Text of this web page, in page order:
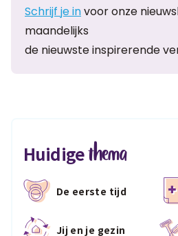
Schrijf je invoor onze
maandelijks
de nieuwste inspirerende
Huidigethema
De eerste tijd
Jij en je gezin